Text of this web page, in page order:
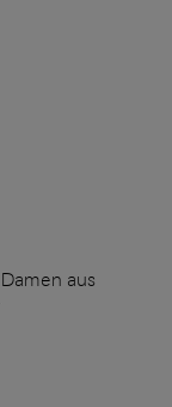
aus